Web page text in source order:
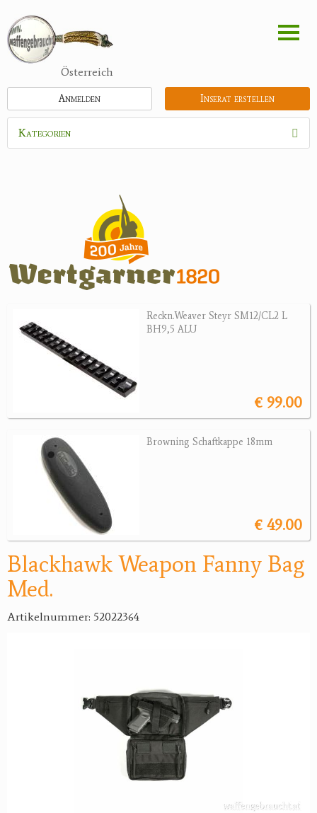
zum
Inhalt
Österreich
Inserat erstellen
Anmelden
Kategorien
Zubehör
Jagdreviere
Bücher, Videos
Geschenke
Reviereinrichtungen
Reckn.Weaver Steyr SM12/CL2 L
BH9,5 ALU
€ 99.00
Browning Schaftkappe 18mm
€ 49.00
Blackhawk Weapon Fanny Bag
Med.
Artikelnummer: 52022364